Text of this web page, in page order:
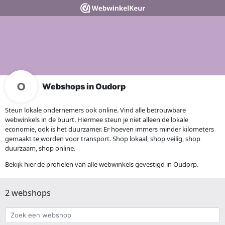
Webshops in Oudorp
Steun lokale ondernemers ook online. Vind alle betrouwbare
webwinkels in de buurt. Hiermee steun je niet alleen de lokale
economie, ook is het duurzamer. Er hoeven immers minder kilometers
gemaakt te worden voor transport. Shop lokaal, shop veilig, shop
duurzaam, shop online.
Bekijk hier de profielen van alle webwinkels gevestigd in Oudorp.
2 webshops
Zoek
een